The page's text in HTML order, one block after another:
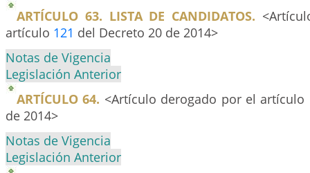
ARTÍCULO 63. LISTA DE CANDIDATOS.
artículo 121 del Decreto 20 de 2014>
Notas de Vigencia
Legislación Anterior
ARTÍCULO 64. <Artículo derogado por el artículo
de 2014>
Notas de Vigencia
Legislación Anterior